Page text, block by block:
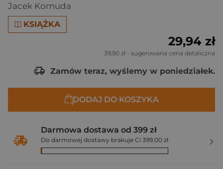
Jacek Komuda
KSIĄŻKA
29,94 zł
39,90 zł - sugerowana cena detaliczna
Zamów teraz, wyślemy w poniedziałek.
DODAJ DO KOSZYKA
Darmowa dostawa od 399 zł
Do darmowej dostawy brakuje Ci 399,00 zł